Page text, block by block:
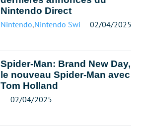
Nintendo Direct
Nintendo,Nintendo Switch02/04/2025
Spider-Man: Brand New Day,
le nouveau Spider-Man avec
Tom Holland
02/04/2025